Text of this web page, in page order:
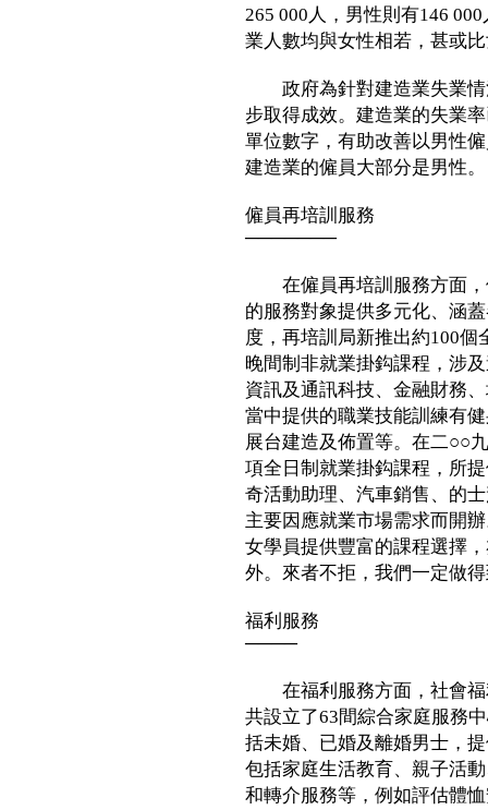
265 000人，男性則有146
業人數均與女性相若，甚或
政府為針對建造業失業情
步取得成效。建造業的失業
單位數字，有助改善以男性
建造業的僱員大部分是男性。
僱員再培訓服務
───────
在僱員再培訓服務方面，
的服務對象提供多元化、涵
度，再培訓局新推出約100
晚間制非就業掛鈎課程，涉
資訊及通訊科技、金融財務
當中提供的職業技能訓練有
展台建造及佈置等。在二○○
項全日制就業掛鈎課程，所
奇活動助理、汽車銷售、的
主要因應就業市場需求而開
女學員提供豐富的課程選擇
外。來者不拒，我們一定做
福利服務
────
在福利服務方面，社會福
共設立了63間綜合家庭服務
括未婚、已婚及離婚男士，
包括家庭生活教育、親子活
和轉介服務等，例如評估體